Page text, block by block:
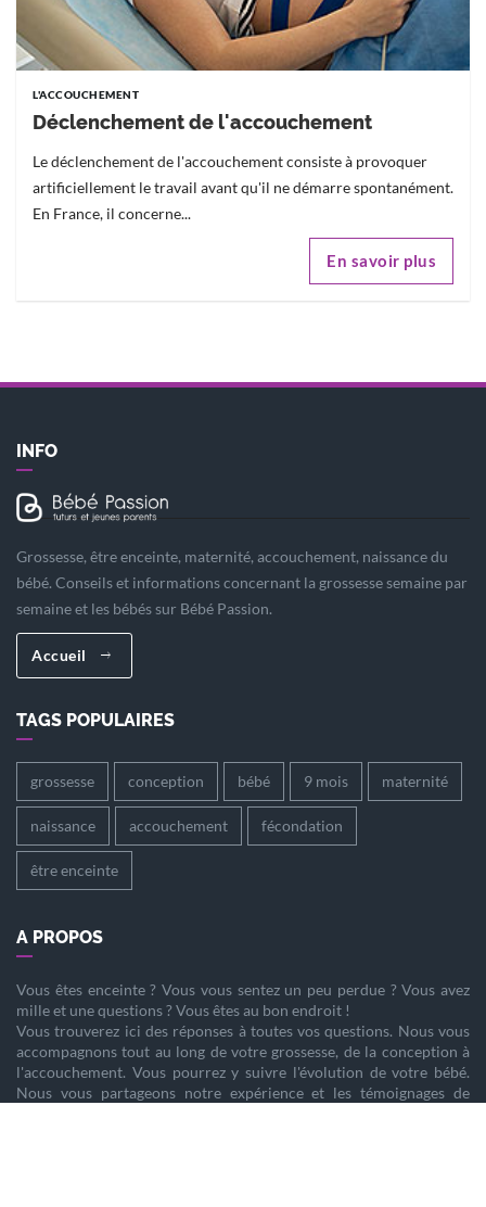
L'ACCOUCHEMENT
Déclenchement de l'accouchement
Le déclenchement de l'accouchement consiste à provoquer
artificiellement le travail avant qu'il ne démarre spontanément.
En France, il concerne...
En savoir plus
INFO
Grossesse, être enceinte, maternité, accouchement, naissance du
bébé. Conseils et informations concernant la grossesse semaine par
semaine et les bébés sur Bébé Passion.
Accueil
TAGS POPULAIRES
grossesse conception bébé 9 mois maternité
naissance accouchement fécondation
être enceinte
A PROPOS
Vous êtes enceinte? Vous vous sentez un peu perdue ? Vous avez
mille et une questions ? Vous êtes au bon endroit !
Vous trouverez ici des réponses à toutes vos questions. Nous vous
accompagnons tout au long de votre grossesse, de la conception à
l'accouchement. Vous pourrez y suivre l'évolution de votre bébé.
Nous vous partageons notre expérience et les témoignages de